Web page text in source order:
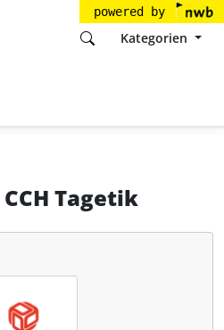
powered by
Kategorien
CCH Tagetik